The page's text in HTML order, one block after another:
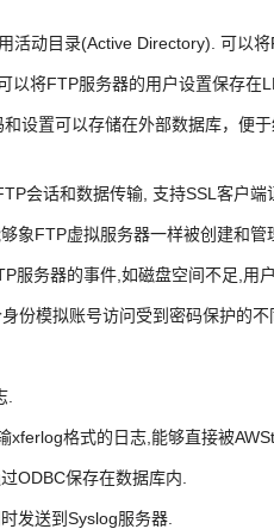
活动目录(Active Directory). 可以
将FTP服务器的用户设置保存在
设置可以存储在外部数据库，便
会话和数据传输, 支持SSL客户端
象FTP虚拟服务器一样被创建和管
服务器的事件,如磁盘空间不足,用
份模拟账号访问受到密码保护的不
.
格式的日志,能够直接被
ODBC保存在数据库内.
发送到Syslog服务器.